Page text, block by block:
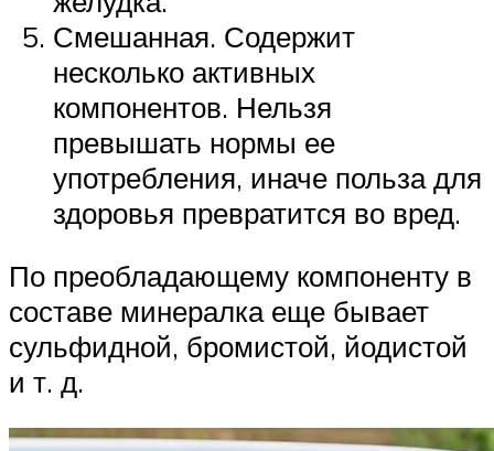
Смешанная. Содержит
несколько активных
компонентов. Нельзя
превышать нормы ее
употребления, иначе польза для
здоровья превратится во вред.
По преобладающему компоненту в
составе минералка еще бывает
сульфидной, бромистой, йодистой
и т. д.